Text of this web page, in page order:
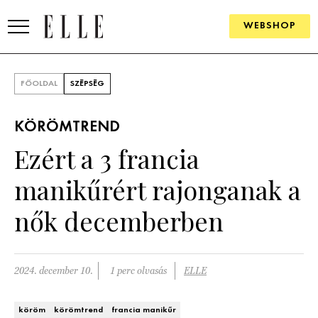
WEBSHOP
SZÉPSÉG
ÉLETMÓD
PÁRKAPCSOLAT
FŐOLDAL SZÉPSÉG
KÖRÖMTREND
Ezért a 3 francia
manikűrért rajonganak a
nők decemberben
2024. december 10. 1 perc olvasás ELLE
köröm körömtrend francia manikűr